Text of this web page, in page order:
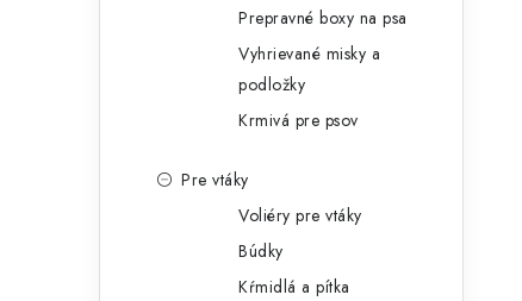
Prepravné boxy na psa
Vyhrievané misky a
podložky
Krmivá pre psov
Pre vtáky
Voliéry pre vtáky
Búdky
Kŕmidlá a pítka